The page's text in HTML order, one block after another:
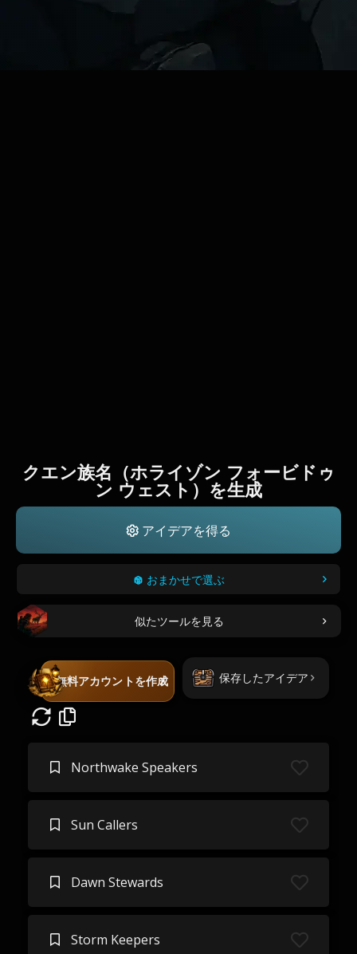
クエン族名（ホライゾン フォービドゥ
ン ウェスト）を生成
アイデアを得る
おまかせで選ぶ
似たツールを見る
無料アカウントを作成 保存したアイデア
Northwake Speakers
Sun Callers
Dawn Stewards
Storm Keepers